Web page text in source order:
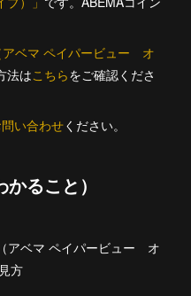
アベマ ペイパービュー オ
法はこちらをご確認くださ
い合わせください。
ること）
アベマ ペイパービュー オ
方